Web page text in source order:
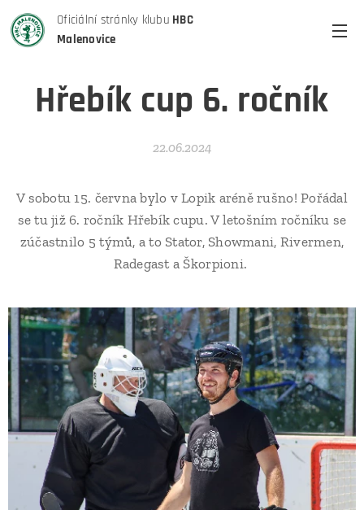
Oficiální stránky klubu HBC
Malenovice
Hřebík cup 6. ročník
22.06.2024
V sobotu 15. června bylo v Lopik aréně rušno! Pořádal
se tu již 6. ročník Hřebík cupu. V letošním ročníku se
zúčastnilo 5 týmů, a to Stator, Showmani, Rivermen,
Radegast a Škorpioni.